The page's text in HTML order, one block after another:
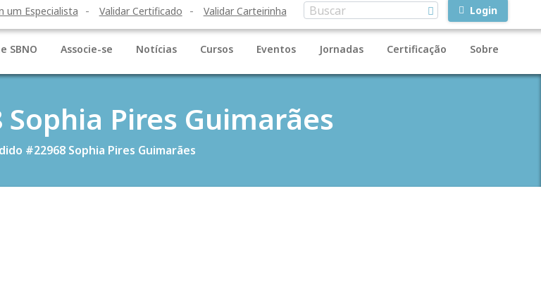
um Especialista Validar Certificado Validar Carteirinha Login
SBNO Associe-se Notícias Cursos Eventos Jornadas Certificação Sobre
Pires Guimarães
#22968 Sophia Pires Guimarães